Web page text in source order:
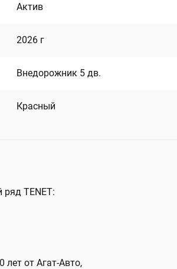
Актив
2026 г
Внедорожник 5 дв.
Красный
TENET:
лет от Агат-Авто,